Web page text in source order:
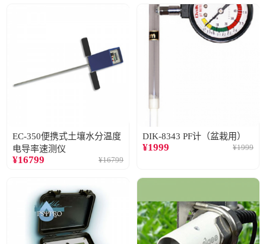
EC-350便携式土壤水分温度
电导率速测仪
¥16799 ¥16799
DIK-8343 PF计（盆栽用）
¥1999 ¥1999